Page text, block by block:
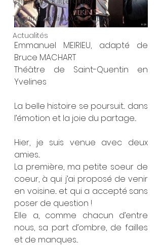
Théâtres et lieux de culture
Actualités
Emmanuel MEIRIEU, adapté de
Bruce MACHART
Théâtre de Saint-Quentin en
Yvelines
La belle histoire se poursuit... dans
l’émotion et la joie du partage...
Hier, je suis venue avec deux
amies...
La première, ma petite soeur de
coeur, à qui j’ai proposé de venir
en voisine... et qui a accepté sans
poser de question !
Elle a, comme chacun d’entre
nous, sa part d’ombre, de failles
et de manques...